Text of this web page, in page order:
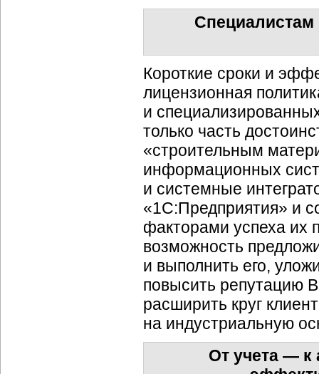
Короткие сроки и
лицензионная
и
только часть
«строительным
информационных
и системные
«1С:Предприятия» и
факторами успеха их
возможность
и выполнить его,
повысить репутацию
расширить круг
на индустриальную
От учета — к